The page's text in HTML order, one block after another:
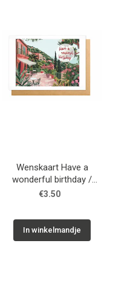
Wenskaart Have a
wonderful birthday /
Enfant Terrible
€3.50
In winkelmandje